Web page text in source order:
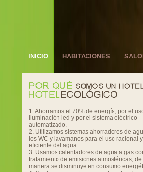
INICIO HABITACIONES
1. Ahorramos el 70% de energía, por el
iluminación led y por el sistema eléctrico
automatizado.
2. Utilizamos sistemas ahorradores de
los WC y lavamanos para el uso racional y
eficiente del agua.
3. Usamos calentadores de agua a gas
tratamiento de emisiones atmosféricas, de
manera se disminuye en consumo